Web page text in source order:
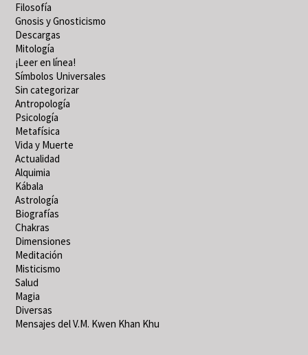
Filosofía
Gnosis y Gnosticismo
Descargas
Mitología
¡Leer en línea!
Símbolos Universales
Sin categorizar
Antropología
Psicología
Metafísica
Vida y Muerte
Actualidad
Alquimia
Kábala
Astrología
Biografías
Chakras
Dimensiones
Meditación
Misticismo
Salud
Magia
Diversas
Mensajes del V.M. Kwen Khan Khu